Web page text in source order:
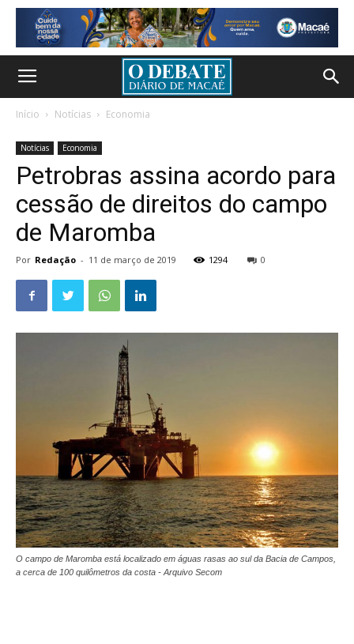
Início Notícias Economia
Notícias Economia
Petrobras assina acordo para
cessão de direitos do campo
de Maromba
Por Redação - 11 de março de 2019 1294 0
O campo de Maromba está localizado em águas rasas ao sul da Bacia de Campos,
a cerca de 100 quilômetros da costa - Arquivo Secom